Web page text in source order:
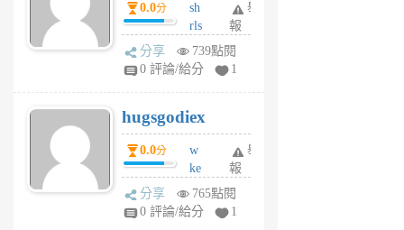
月
前
0.0分
sh
rls
k
m
6
個
月
前
舉
報
分享
739點閱
0 評論/給分
1
hugsgodiex
0.0分
w
ke
rv
pj
舉
報
分享
765點閱
0 評論/給分
1